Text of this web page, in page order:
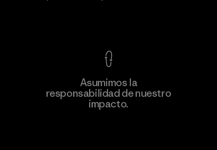
información
Asumimos la
responsabilidad de nuestro
impacto.